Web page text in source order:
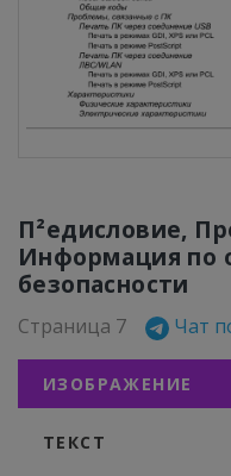
П²едисловие,
Информация по
безопасности
Страница 7 Чат
ИЗОБРАЖЕНИЕ
ТЕКСТ